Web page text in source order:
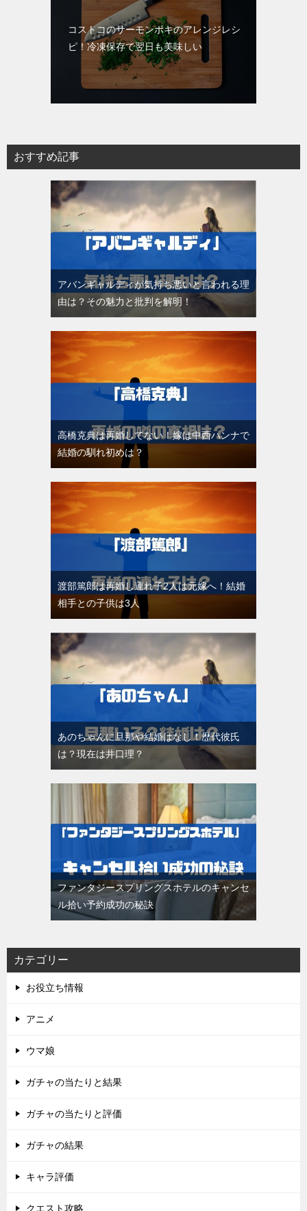
コストコのサーモンポキのアレンジレシ
ピ！冷凍保存で翌日も美味しい
おすすめ記事
アバンギャルディが気持ち悪いと言われる理
由は？その魅力と批判を解明！
高橋克典は再婚してない！嫁は中西ハンナで
結婚の馴れ初めは？
渡部篤郎は再婚し連れ子2人は元嫁へ！結婚
相手との子供は3人
あのちゃんに旦那や結婚はなし！歴代彼氏
は？現在は井口理？
ファンタジースプリングスホテルのキャンセ
ル拾い予約成功の秘訣
カテゴリー
お役立ち情報
アニメ
ウマ娘
ガチャの当たりと結果
ガチャの当たりと評価
ガチャの結果
キャラ評価
クエスト攻略